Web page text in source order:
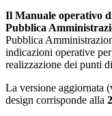
Il Manuale operativo
Pubblica
Pubblica
indicazioni operative
realizzazione dei punti
La versione aggiornata
design corrisponde alla